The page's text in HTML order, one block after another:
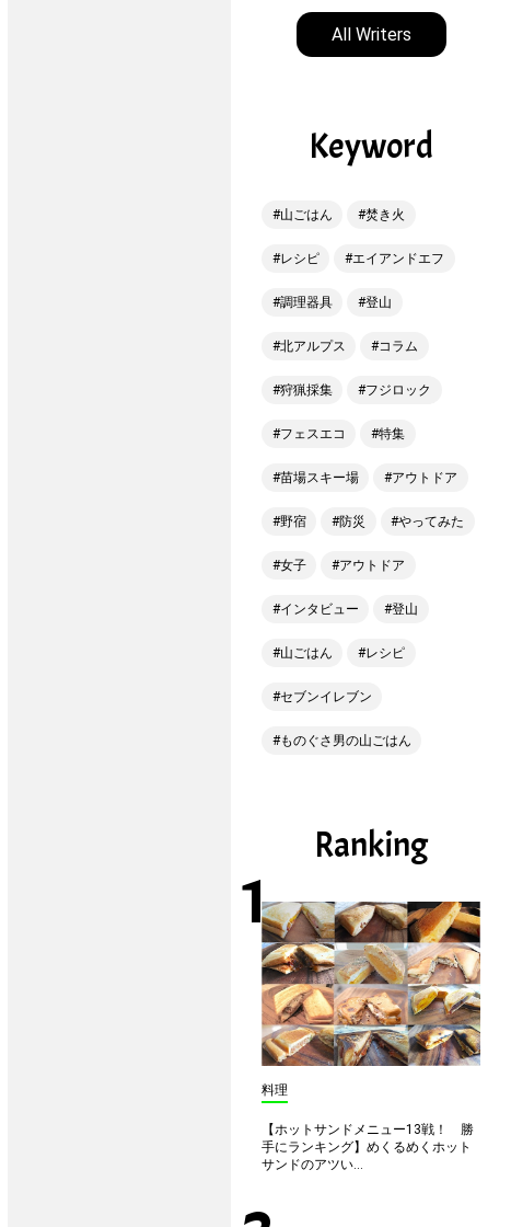
All Writers
Keyword
山ごはん 焚き火
レシピ エイアンドエフ
調理器具 登山
北アルプス コラム
狩猟採集 フジロック
フェスエコ 特集
苗場スキー場 アウトドア
野宿 防災 やってみた
女子 アウトドア
インタビュー 登山
山ごはん レシピ
セブンイレブン
ものぐさ男の山ごはん
Ranking
料理
【ホットサンドメニュー13戦！ 勝
手にランキング】めくるめくホット
サンドのアツい...